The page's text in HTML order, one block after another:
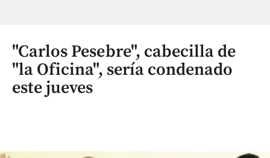
"Carlos Pesebre", cabecilla de
"la Oficina", sería condenado
este jueves